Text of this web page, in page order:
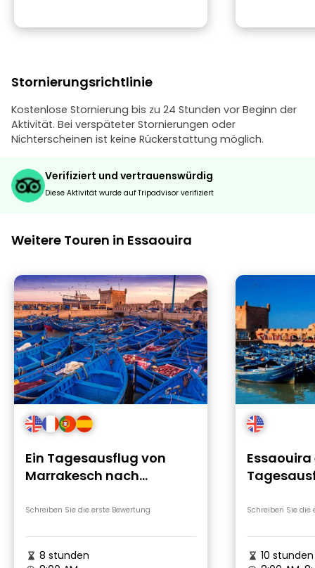
Stornierungsrichtlinie
Kostenlose Stornierung bis zu 24 Stunden vor Beginn der
Aktivität. Bei verspäteter Stornierungen oder
Nichterscheinen ist keine Rückerstattung möglich.
Verifiziert und vertrauenswürdig
Diese Aktivität wurde auf Tripadvisor verifiziert
Weitere Touren in Essaouira
Ein Tagesausflug von
Marrakesch nach
Schreiben Sie die erste Bewertung
8 stunden
Essaouira
Schreiben Sie die
10 stunden